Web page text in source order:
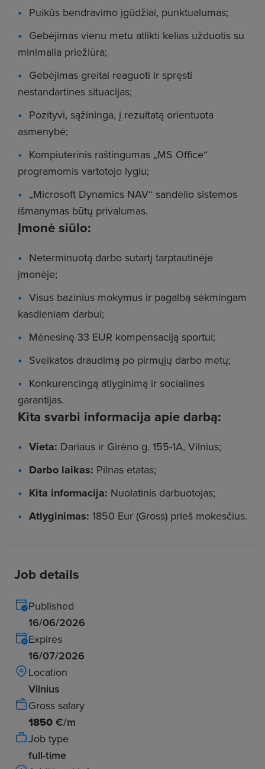
Puikūs bendravimo įgūdžiai, punktualumas;
Gebėjimas vienu metu atlikti kelias užduotis su
minimalia priežiūra;
Gebėjimas greitai reaguoti ir spręsti
nestandartines situacijas;
Pozityvi, sąžininga, į rezultatą orientuota
asmenybė;
Kompiuterinis raštingumas „MS Office“
programomis vartotojo lygiu;
„Microsoft Dynamics NAV“ sandėlio sistemos
išmanymas būtų privalumas.
Įmonė siūlo:
Neterminuotą darbo sutartį tarptautinėje
įmonėje;
Visus bazinius mokymus ir pagalbą sėkmingam
kasdieniam darbui;
Mėnesinę 33 EUR kompensaciją sportui;
Sveikatos draudimą po pirmųjų darbo metų;
Konkurencingą atlyginimą ir socialines
garantijas.
Kita svarbi informacija apie darbą:
Vieta: Dariaus ir Girėno g. 155-1A, Vilnius;
Darbo laikas: Pilnas etatas;
Kita informacija: Nuolatinis darbuotojas;
Atlyginimas: 1850 Eur (Gross) prieš mokesčius.
Job details
Published
16/06/2026
Expires
16/07/2026
Location
Vilnius
Gross salary
1850 €/m
Job type
full-time